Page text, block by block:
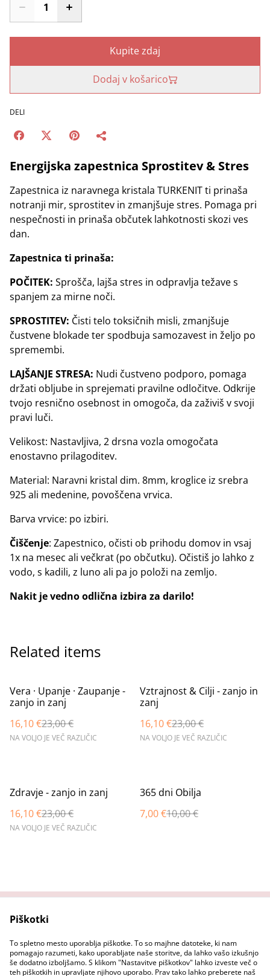
Kupite zdaj
Dodaj v košarico
DELI
Energijska zapestnica Sprostitev& Stres
Zapestnica iz naravnega kristala TURKENIT ti prinaša
notranji mir, sprostitev in zmanjšuje stres. Pomaga pri
nespečnosti in prinaša občutek lahkotnosti skozi ves
dan.
Zapestnica ti prinaša:
POČITEK: Sprošča, lajša stres in odpravlja težave s
spanjem za mirne noči.
SPROSTITEV: Čisti telo toksičnih misli, zmanjšuje
čustvene blokade ter spodbuja samozavest in željo po
spremembi.
LAJŠANJE STRESA: Nudi čustveno podporo, pomaga
držati obljube in sprejemati pravilne odločitve. Odkrije
tvojo resnično osebnost in omogoča, da zaživiš v svoji
pravi luči.
Velikost: Nastavljiva, 2 drsna vozla omogočata
enostavno prilagoditev.
Material: Naravni kristal dim. 8mm, kroglice iz srebra
925 ali medenine, povoščena vrvica.
Barva vrvice: po izbiri.
Čiščenje: Zapestnico, očisti ob prihodu domov in vsaj
1x na mesec ali večkrat (po občutku). Očistiš jo lahko z
vodo, s kadili, z luno ali pa jo položi na zemljo.
Nakit je vedno odlična izbira za darilo!
Related items
%
Vera · Upanje · Zaupanje -
zanjo in zanj
16,10 €23,00 €
NA VOLJO JE VEČ RAZLIČIC
%
Vztrajnost & Cilji - zanjo in
zanj
16,10 €23,00 €
NA VOLJO JE VEČ RAZLIČIC
%
Zdravje - zanjo in zanj
16,10 €23,00 €
NA VOLJO JE VEČ RAZLIČIC
%
365 dni Obilja
7,00 €10,00 €
Pravni pogoji
Pravilnik o zasebnosti
Pravilnik o piškotkih
Piškotki
To spletno mesto uporablja piškotke. To so majhne datoteke, ki nam
pomagajo razumeti, kako uporabljate naše storitve, da lahko vašo izkušnjo
še dodatno izboljšamo. S klikom "Nastavitve piškotkov" lahko izveste več o
teh piškotkih in upravljate njihovo uporabo. Prav tako lahko preberete naš